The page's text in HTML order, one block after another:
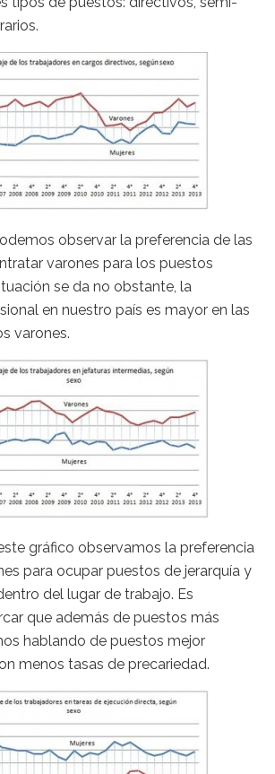
observar la preferencia de las
varones para los puestos
se da no obstante, la
en nuestro país es mayor en las
varones.
gráfico observamos la preferencia
para ocupar puestos de jerarquía y
del lugar de trabajo. Es
que además de puestos más
hablando de puestos mejor
menos tasas de precariedad.